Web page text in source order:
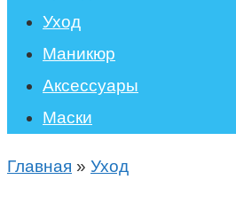
Уход
Маникюр
Аксессуары
Маски
Главная » Уход